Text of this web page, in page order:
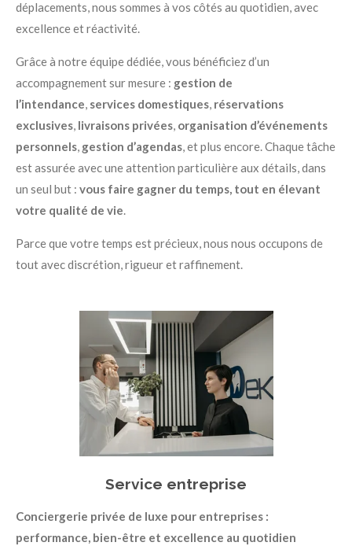
déplacements, nous sommes à vos côtés au quotidien, avec
excellence et réactivité.
Grâce à notre équipe dédiée, vous bénéficiez d’un
accompagnement sur mesure : gestion de
l’intendance, services domestiques, réservations
exclusives, livraisons privées, organisation d’événements
personnels, gestion d’agendas, et plus encore. Chaque tâche
est assurée avec une attention particulière aux détails, dans
un seul but : vous faire gagner du temps, tout en élevant
votre qualité de vie.
Parce que votre temps est précieux, nous nous occupons de
tout avec discrétion, rigueur et raffinement.
Service entreprise
Conciergerie privée de luxe pour entreprises :
performance, bien-être et excellence au quotidien